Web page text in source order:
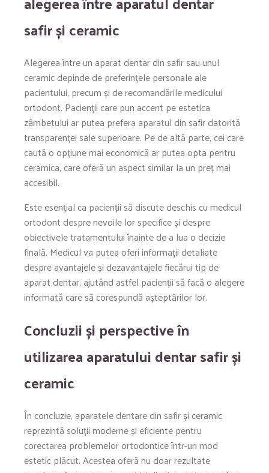
safir și ceramic
Alegerea între un aparat dentar din safir sau unul
ceramic depinde de preferințele personale ale
pacientului, precum și de recomandările medicului
ortodont. Pacienții care pun accent pe estetica
zâmbetului ar putea prefera aparatul din safir datorită
transparenței sale superioare. Pe de altă parte, cei care
caută o opțiune mai economică ar putea opta pentru
ceramica, care oferă un aspect similar la un preț mai
accesibil.
Este esențial ca pacienții să discute deschis cu medicul
ortodont despre nevoile lor specifice și despre
obiectivele tratamentului înainte de a lua o decizie
finală. Medicul va putea oferi informații detaliate
despre avantajele și dezavantajele fiecărui tip de
aparat dentar, ajutând astfel pacienții să facă o alegere
informată care să corespundă așteptărilor lor.
Concluzii și perspective în
utilizarea aparatului dentar safir și
ceramic
În concluzie, aparatele dentare din safir și ceramic
reprezintă soluții moderne și eficiente pentru
corectarea problemelor ortodontice într-un mod
estetic plăcut. Acestea oferă nu doar rezultate